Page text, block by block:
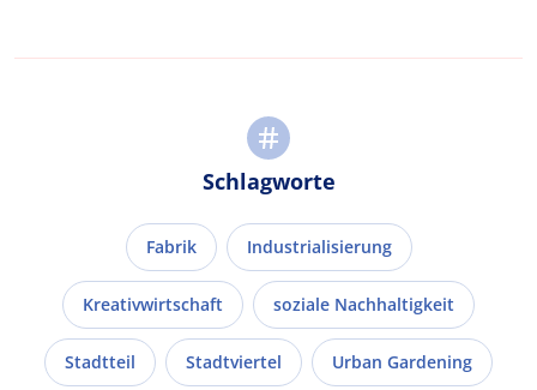
Schlagworte
Fabrik Industrialisierung
Kreativwirtschaft soziale Nachhaltigkeit
Stadtteil Stadtviertel Urban Gardening